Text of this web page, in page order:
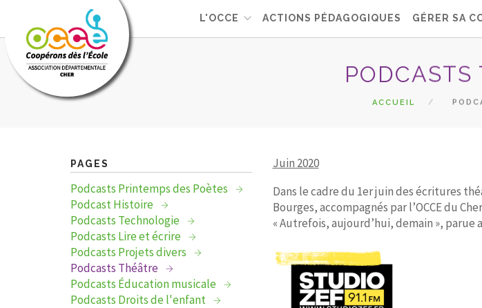
L'OCCE ACTIONS PÉDAGOGIQUES GÉRER SA
PODCASTS
ACCUEIL
PAGES
Podcasts Printemps des Poètes
Podcast Histoire
Podcasts Technologie
Podcasts Lire et écrire
Podcasts Projets divers
Podcasts Théâtre
Podcasts Éducation musicale
Podcasts Droits de l'enfant
Juin 2020
Dans le cadre du 1er juin des écritures
Bourges, accompagnés par l’OCCE du
« Autrefois, aujourd’hui, demain », parue